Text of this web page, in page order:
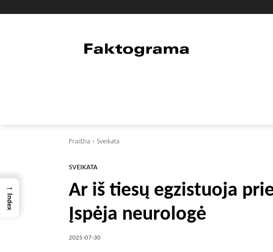
Pradžia Sveikata
SVEIKATA
Ar iš tiesų egzistuoja
Įspėja neurologė
2025-07-30
→
Index